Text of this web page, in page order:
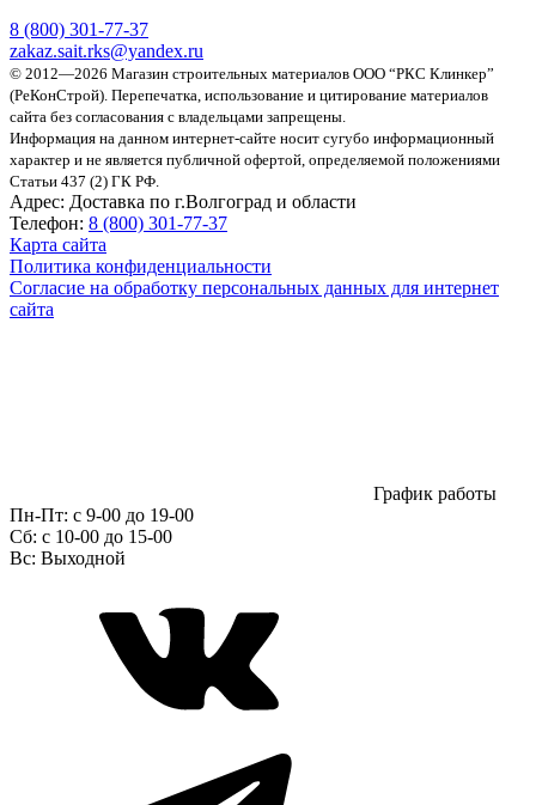
8 (800) 301-77-37
zakaz.sait.rks@yandex.ru
© 2012—2026 Магазин строительных материалов ООО “РКС Клинкер”
(РеКонСтрой). Перепечатка, использование и цитирование материалов
сайта без согласования с владельцами запрещены.
Информация на данном интернет-сайте носит сугубо информационный
характер и не является публичной офертой, определяемой положениями
Статьи 437 (2) ГК РФ.
Адрес: Доставка по г.Волгоград и области
Телефон: 8 (800) 301-77-37
Карта сайта
Политика конфиденциальности
Согласие на обработку персональных данных для интернет
сайта
График работы
Пн-Пт: с 9-00 до 19-00
Сб: c 10-00 до 15-00
Вс: Выходной